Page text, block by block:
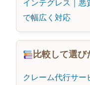
インテグレス｜悪
で幅広く対応
比較して選び
クレーム代行サー